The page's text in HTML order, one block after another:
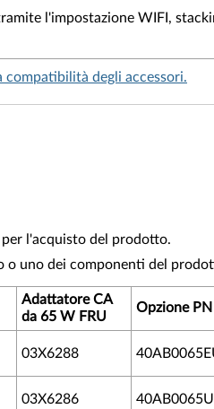
l'impostazione WIFI,
compatibilità degli accessori.
l'acquisto del prodotto.
o uno dei componenti del
Adattatore CA
da 65 W FRU
Opzione PN
03X6288
03X6286